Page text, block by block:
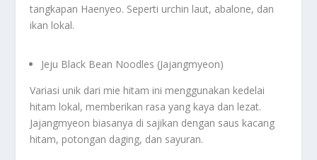
tangkapan Haenyeo. Seperti urchin laut, abalone, dan
ikan lokal.
Jeju Black Bean Noodles (Jajangmyeon)
Variasi unik dari mie hitam ini menggunakan kedelai
hitam lokal, memberikan rasa yang kaya dan lezat.
Jajangmyeon biasanya di sajikan dengan saus kacang
hitam, potongan daging, dan sayuran.